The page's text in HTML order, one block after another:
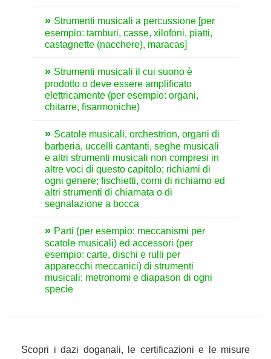
Strumenti musicali a percussione [per
esempio: tamburi, casse, xilofoni, piatti,
castagnette (nacchere), maracas]
Strumenti musicali il cui suono è
prodotto o deve essere amplificato
elettricamente (per esempio: organi,
chitarre, fisarmoniche)
Scatole musicali, orchestrion, organi di
barberia, uccelli cantanti, seghe musicali
e altri strumenti musicali non compresi in
altre voci di questo capitolo; richiami di
ogni genere; fischietti, corni di richiamo ed
altri strumenti di chiamata o di
segnalazione a bocca
Parti (per esempio: meccanismi per
scatole musicali) ed accessori (per
esempio: carte, dischi e rulli per
apparecchi meccanici) di strumenti
musicali; metronomi e diapason di ogni
specie
Scopri i dazi doganali, le certificazioni e le misure